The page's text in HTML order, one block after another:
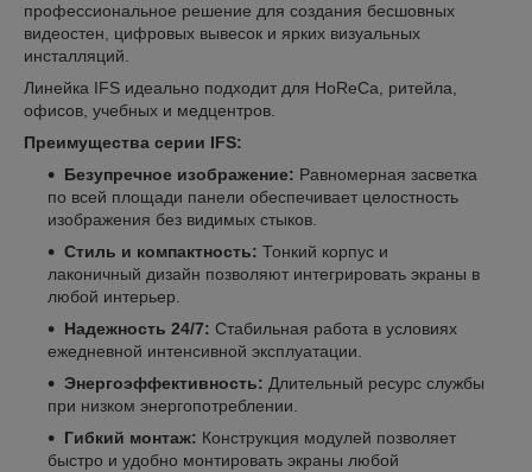
профессиональное решение для создания бесшовных
видеостен, цифровых вывесок и ярких визуальных
инсталляций.
Линейка IFS идеально подходит для HoReCa, ритейла,
офисов, учебных и медцентров.
Преимущества серии IFS:
Безупречное изображение: Равномерная засветка
по всей площади панели обеспечивает целостность
изображения без видимых стыков.
Стиль и компактность: Тонкий корпус и
лаконичный дизайн позволяют интегрировать экраны в
любой интерьер.
Надежность 24/7: Стабильная работа в условиях
ежедневной интенсивной эксплуатации.
Энергоэффективность: Длительный ресурс службы
при низком энергопотреблении.
Гибкий монтаж: Конструкция модулей позволяет
быстро и удобно монтировать экраны любой